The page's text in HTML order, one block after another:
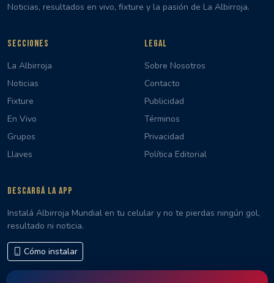
Noticias, resultados en vivo, fixture y la pasión de La Albirroja.
SECCIONES
La Albirroja
Noticias
Fixture
En Vivo
Grupos
Llaves
LEGAL
Sobre Nosotros
Contacto
Publicidad
Términos
Privacidad
Política Editorial
DESCARGÁ LA APP
Instalá Albirroja Mundial en tu celular y no te pierdas ningún gol,
resultado ni noticia.
Cómo instalar